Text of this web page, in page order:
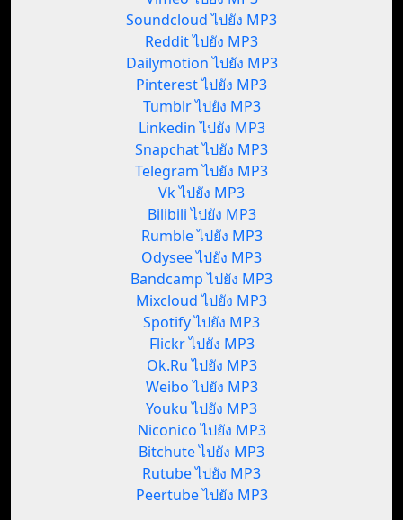
Soundcloud ไปยัง MP3
Reddit ไปยัง MP3
Dailymotion ไปยัง MP3
Pinterest ไปยัง MP3
Tumblr ไปยัง MP3
Linkedin ไปยัง MP3
Snapchat ไปยัง MP3
Telegram ไปยัง MP3
Vk ไปยัง MP3
Bilibili ไปยัง MP3
Rumble ไปยัง MP3
Odysee ไปยัง MP3
Bandcamp ไปยัง MP3
Mixcloud ไปยัง MP3
Spotify ไปยัง MP3
Flickr ไปยัง MP3
Ok.Ru ไปยัง MP3
Weibo ไปยัง MP3
Youku ไปยัง MP3
Niconico ไปยัง MP3
Bitchute ไปยัง MP3
Rutube ไปยัง MP3
Peertube ไปยัง MP3